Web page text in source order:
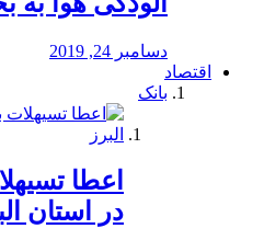
دسامبر 24, 2019
اقتصاد
بانک
️اعطا
در استان